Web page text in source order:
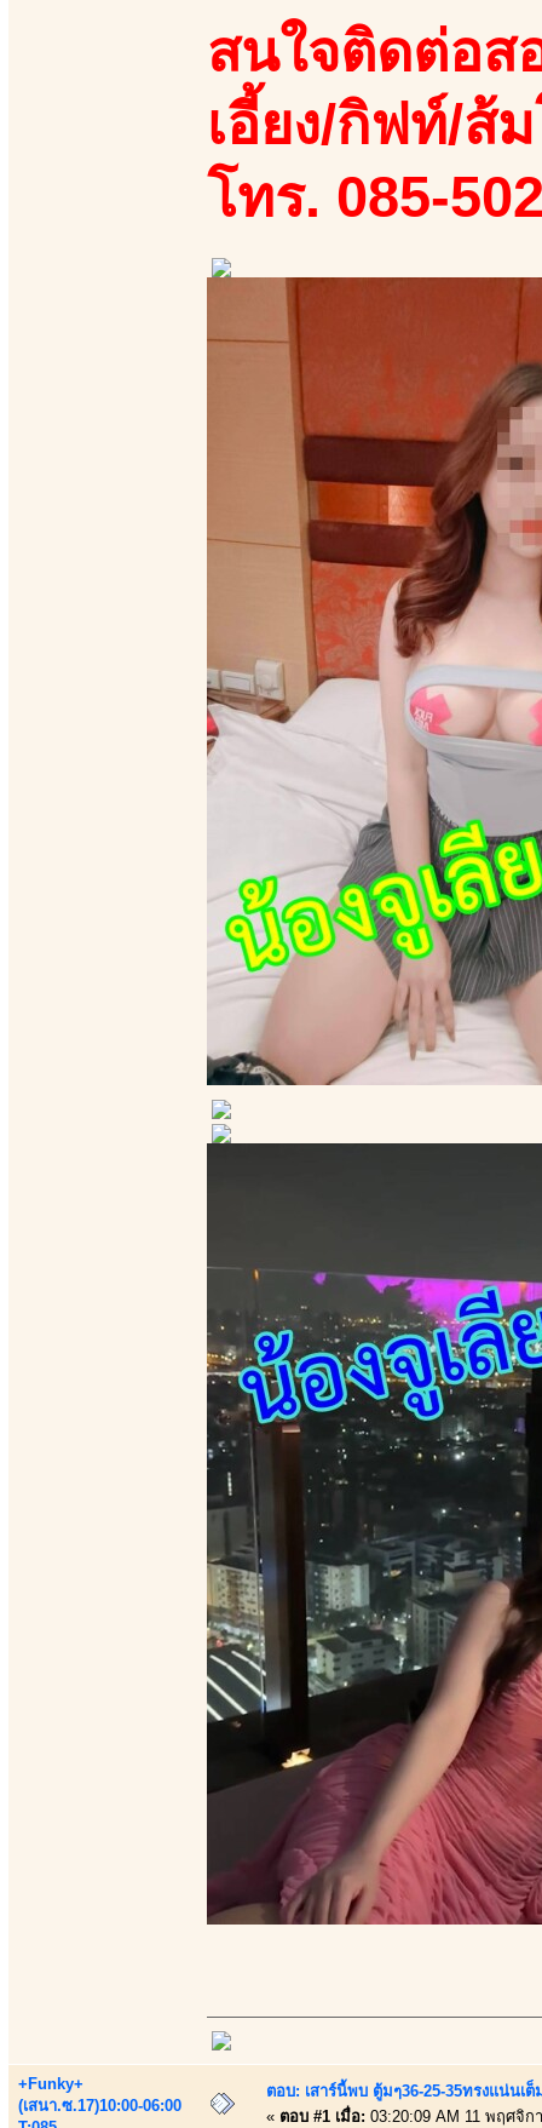
สนใจติดต่อส
เอี้ยง/กิฟท์/ส้
โทร. 085-
+Funky+
(เสนา.ซ.17)10:00-06:00
ตอบ: เสาร์นี้พบ ตู้มๆ36-25-35ทรงแน่นเ
« ตอบ #1 เมื่อ: 03:20:09 AM 11 พฤศจิก